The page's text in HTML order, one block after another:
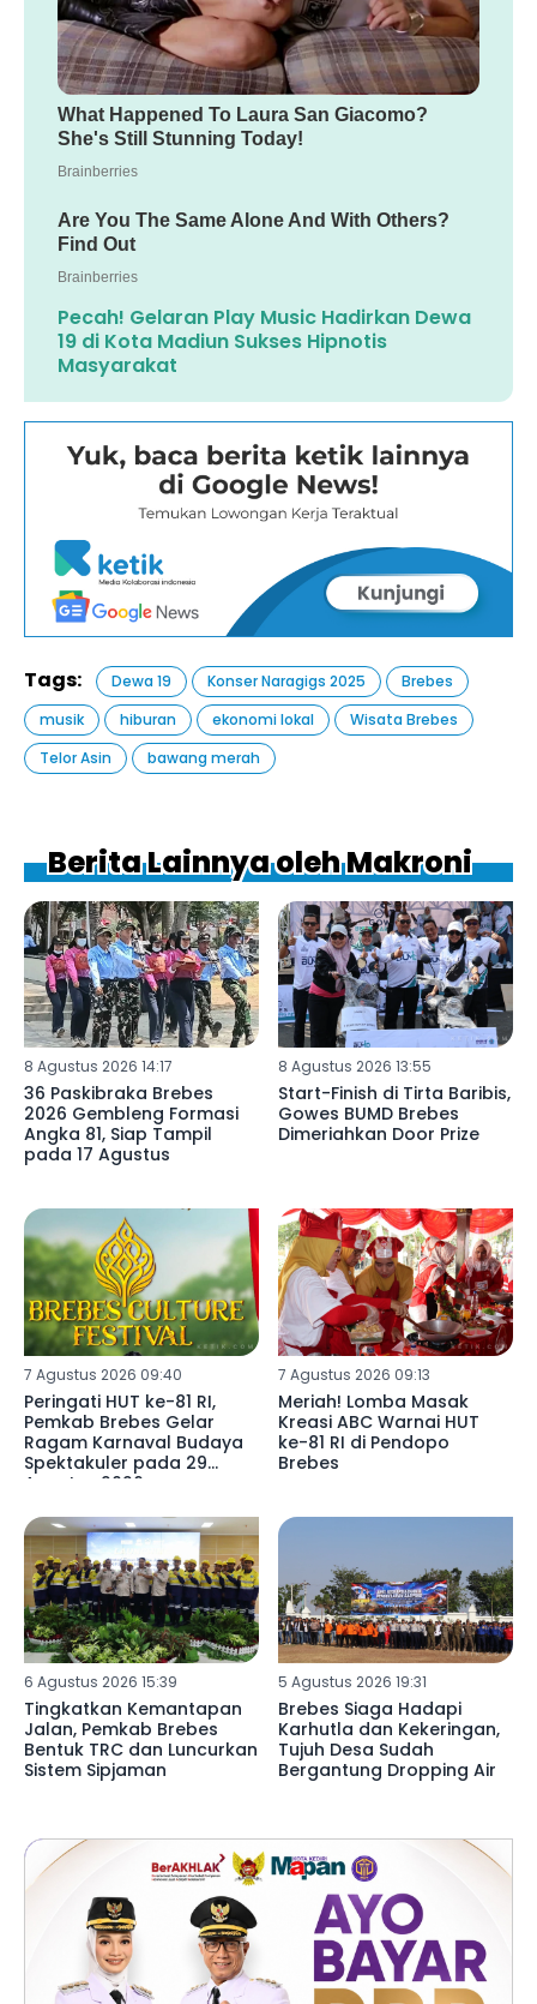
Pecah! Gelaran Play Music Hadirkan Dewa
19 di Kota Madiun Sukses Hipnotis
Masyarakat
Tags: Dewa 19 Konser Naragigs 2025
Brebes
musik
hiburan ekonomi lokal
Wisata Brebes
Telor Asin
bawang merah
Berita Lainnya oleh Makroni
8 Agustus 2026 14:17
36 Paskibraka Brebes
2026 Gembleng Formasi
Angka 81, Siap Tampil
pada 17 Agustus
8 Agustus 2026 13:55
Start-Finish di Tirta Baribis,
Gowes BUMD Brebes
Dimeriahkan Door Prize
7 Agustus 2026 09:40
Peringati HUT ke-81 RI,
Pemkab Brebes Gelar
Ragam Karnaval Budaya
Spektakuler pada 29
Agustus 2026
7 Agustus 2026 09:13
Meriah! Lomba Masak
Kreasi ABC Warnai HUT
ke-81 RI di Pendopo
Brebes
6 Agustus 2026 15:39
Tingkatkan Kemantapan
Jalan, Pemkab Brebes
Bentuk TRC dan Luncurkan
Sistem Sipjaman
5 Agustus 2026 19:31
Brebes Siaga Hadapi
Karhutla dan Kekeringan,
Tujuh Desa Sudah
Bergantung Dropping Air